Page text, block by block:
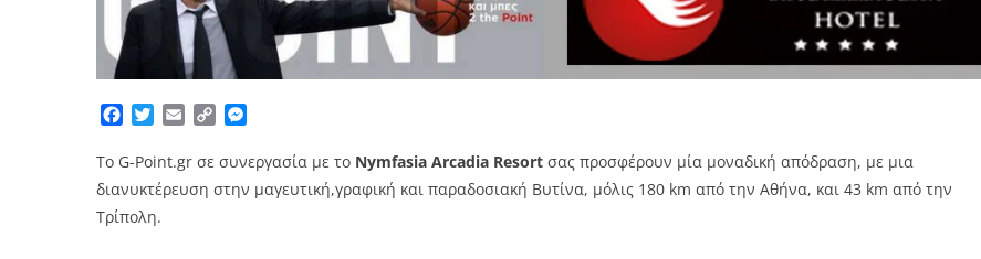
Facebook
TwitterEmailCopy
Το G-Point.gr σε συνεργασία με τo Νymfasia Arcadia Resort σας προσφέρουν μία μοναδική απόδραση, με μια
διανυκτέρευση στην μαγευτική,γραφική και παραδοσιακή Βυτίνα, μόλις 180 km από την Αθήνα, και 43 km από την
Τρίπολη.